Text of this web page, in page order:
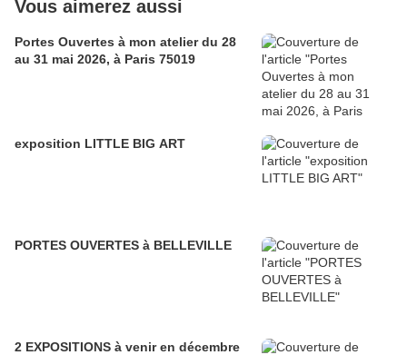
Vous aimerez aussi
Portes Ouvertes à mon atelier du 28
au 31 mai 2026, à Paris 75019
exposition LITTLE BIG ART
PORTES OUVERTES à BELLEVILLE
2 EXPOSITIONS à venir en décembre